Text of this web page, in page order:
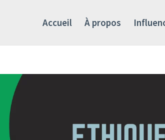
Accueil À propos